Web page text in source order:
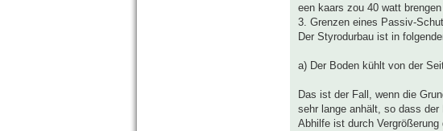
een kaars zou 40 watt
3. Grenzen eines Passiv-
Der Styrodurbau ist in
a) Der Boden kühlt von der
Das ist der Fall, wenn die
sehr lange anhält, so dass
Abhilfe ist durch